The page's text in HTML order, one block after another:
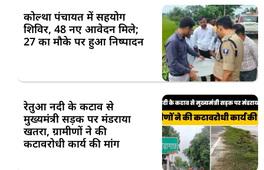
कोल्था पंचायत में सहयोग
शिविर, 48 नए आवेदन मिले;
27 का मौके पर हुआ निष्पादन
रेतुआ नदी के कटाव से
मुख्यमंत्री सड़क पर मंडराया
खतरा, ग्रामीणों ने की
कटावरोधी कार्य की मांग